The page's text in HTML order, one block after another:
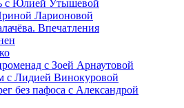
с Юлией Утышевой
Ларионовой
Впечатления
с Зоей Арнаутовой
с Лидией Винокуровой
без пафоса с Александрой